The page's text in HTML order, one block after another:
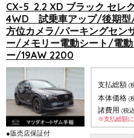
CX-5 2.2 XD ブラック セレ
4WD 試乗車アップ/後期型
方位カメラ/パーキングセン
ー/メモリー電動シート/電
ー/19AW 2200
●販売店保証付
支払総額 (
本体価格 (
諸費用 (税
※支払総額